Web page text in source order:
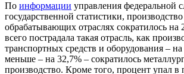
По информации управления федеральной
государственной статистики,
обрабатывающих отраслях сократилось на
всего пострадала такая отрасль, как
транспортных средств и оборудования –
меньше – на 32,7% – сократилось
производство. Кроме того, процент упал в